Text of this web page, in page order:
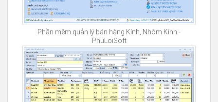
Phần mềm quản lý bán hàng Kính, Nhôm Kính -
PhuLoiSoft